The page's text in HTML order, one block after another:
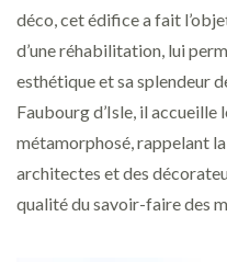
déco, cet édifice a fait
d’une réhabilitation, lui
esthétique et sa splendeur
Faubourg d’Isle, il accueille
métamorphosé, rappelant
architectes et des
qualité du savoir-faire des